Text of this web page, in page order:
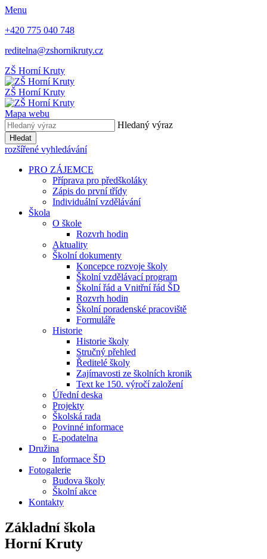
Menu
+420 775 040 748
reditelna@zshornikruty.cz
ZŠ Horní Kruty
ZŠ Horní Kruty
Mapa webu
Hledaný výraz
Hledat
rozšířené vyhledávání
PRO ZÁJEMCE
Příprava pro předškoláky
Zápis do první třídy
Individuální vzdělávání
Škola
O škole
Rozvrh hodin
Aktuality
Školní dokumenty
Koncepce rozvoje školy
Školní vzdělávací program
Školní řád a Vnitřní řád ŠD
Rozvrh hodin
Školní poradenské pracoviště
Formuláře
Historie
Historie školy
Stručný přehled
Ředitelé školy
Zajímavosti ze školních kronik
Text ke 150. výročí založení
Úřední deska
Projekty
Školská rada
Povinné informace
E-podatelna
Družina
Informace ŠD
Fotogalerie
Budova školy
Školní akce
Kontakty
Základní škola
Horní Kruty